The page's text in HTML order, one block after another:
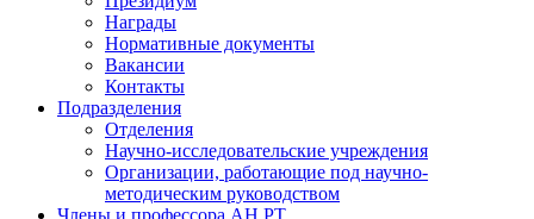
Награды
Нормативные документы
Вакансии
Контакты
Подразделения
Отделения
Научно-исследовательские учреждения
Организации, работающие под научно-
методическим руководством
Члены и профессора АН РТ